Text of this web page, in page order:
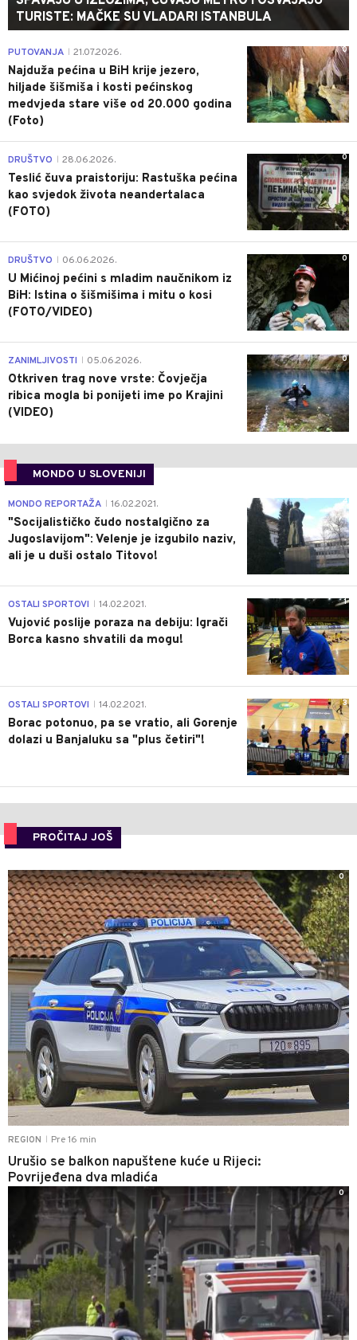
TURISTE: MAČKE SU VLADARI ISTANBULA
0
PUTOVANJA 21.07.2026.
Najduža pećina u BiH krije jezero,
hiljade šišmiša i kosti pećinskog
medvjeda stare više od 20.000 godina
(Foto)
0
DRUŠTVO 28.06.2026.
Teslić čuva praistoriju: Rastuška pećina
kao svjedok života neandertalaca
(FOTO)
0
DRUŠTVO 06.06.2026.
U Mićinoj pećini s mladim naučnikom iz
BiH: Istina o šišmišima i mitu o kosi
(FOTO/VIDEO)
0
ZANIMLJIVOSTI 05.06.2026.
Otkriven trag nove vrste: Čovječja
ribica mogla bi ponijeti ime po Krajini
(VIDEO)
MONDO U SLOVENIJI
4
MONDO REPORTAŽA 16.02.2021.
"Socijalističko čudo nostalgično za
Jugoslavijom": Velenje je izgubilo naziv,
ali je u duši ostalo Titovo!
1
OSTALI SPORTOVI 14.02.2021.
Vujović poslije poraza na debiju: Igrači
Borca kasno shvatili da mogu!
3
OSTALI SPORTOVI 14.02.2021.
Borac potonuo, pa se vratio, ali Gorenje
dolazi u Banjaluku sa "plus četiri"!
PROČITAJ JOŠ
REGION Pre 16 min
Urušio se balkon napuštene kuće u Rijeci:
Povrijeđena dva mladića
0
0